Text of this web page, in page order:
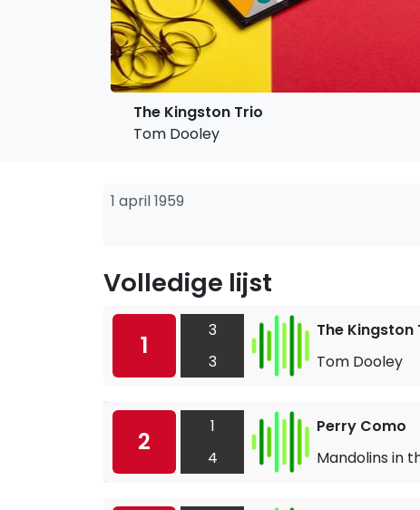
The Kingston Trio
Tom Dooley
1 april 1959
Volledige lijst
1
3
3
The Kingston
Tom Dooley
2
1
4
Perry Como
Mandolins in